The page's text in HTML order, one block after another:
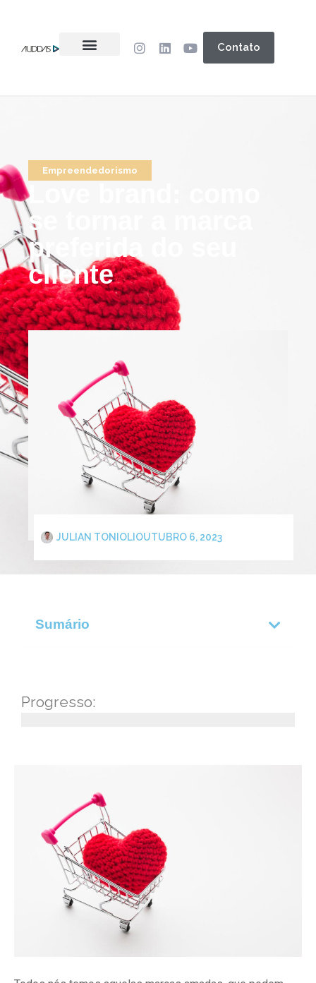
Contato
Empreendedorismo
Love brand: como
se tornar a marca
preferida do seu
cliente
JULIAN TONIOLI OUTUBRO 6, 2023
Sumário
Progresso: